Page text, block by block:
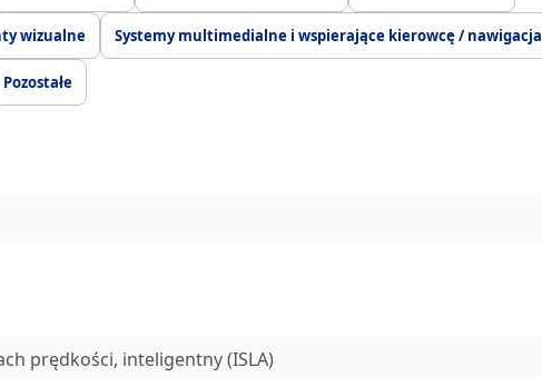
wizualne Systemy multimedialne i wspierające kierowcę / nawigacja
Pozostałe
prędkości, inteligentny (ISLA)